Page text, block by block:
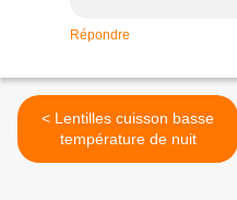
Répondre
< Lentilles cuisson basse
température de nuit